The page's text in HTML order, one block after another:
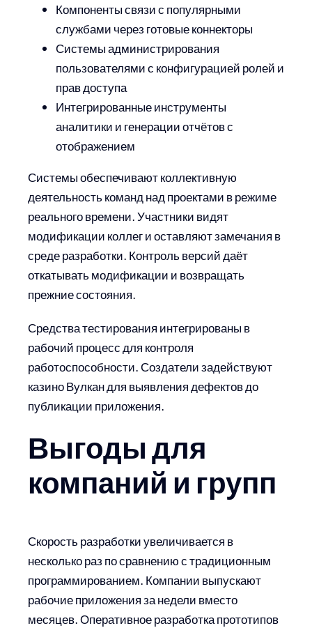
Компоненты связи с популярными
службами через готовые коннекторы
Системы администрирования
пользователями с конфигурацией ролей и
прав доступа
Интегрированные инструменты
аналитики и генерации отчётов с
отображением
Системы обеспечивают коллективную
деятельность команд над проектами в режиме
реального времени. Участники видят
модификации коллег и оставляют замечания в
среде разработки. Контроль версий даёт
откатывать модификации и возвращать
прежние состояния.
Средства тестирования интегрированы в
рабочий процесс для контроля
работоспособности. Создатели задействуют
казино Вулкан для выявления дефектов до
публикации приложения.
Выгоды для
компаний и групп
Скорость разработки увеличивается в
несколько раз по сравнению с традиционным
программированием. Компании выпускают
рабочие приложения за недели вместо
месяцев. Оперативное разработка прототипов